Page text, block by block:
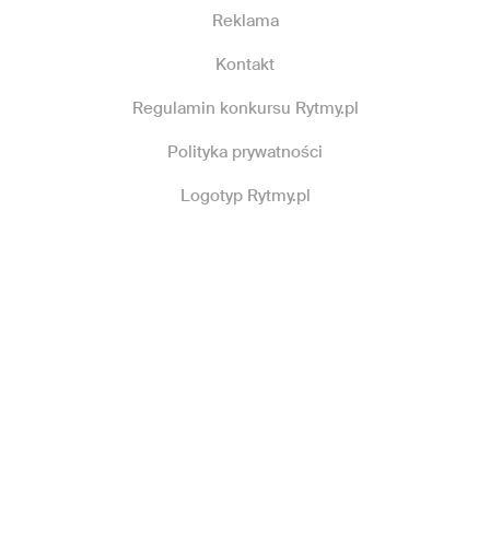
Reklama
Kontakt
Regulamin konkursu Rytmy.pl
Polityka prywatności
Logotyp Rytmy.pl